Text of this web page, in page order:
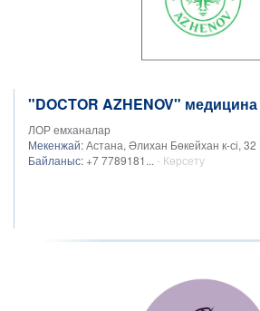
"DOCTOR AZHENOV"
ЛОР емханалар
Мекенжай:Астана, Әлихан Бөкейхан к-сі, 32
Байланыс: +7 7789181... - Көрсету